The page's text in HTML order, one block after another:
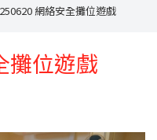
網絡安全攤位遊戲
攤位遊戲